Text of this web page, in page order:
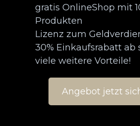
gratis OnlineShop mit
Produkten
Lizenz zum
30% Einkaufsrabatt ab
viele weitere Vorteile!
Angebot jetzt